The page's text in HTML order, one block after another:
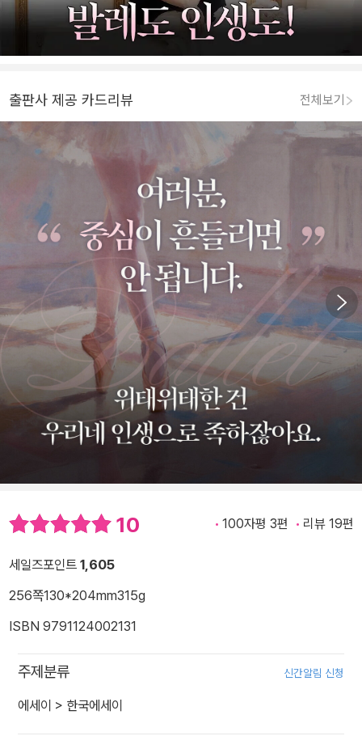
출판사 제공 카드리뷰 전체보기
10 100자평 3편 리뷰 19편
세일즈포인트 1,605
256쪽130*204mm315g
ISBN 9791124002131
주제분류 신간알림 신청
에세이 > 한국에세이